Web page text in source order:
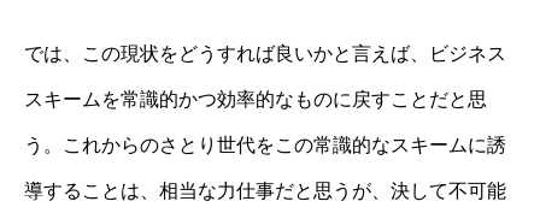
では、この現状をどうすれば良いかと言えば、ビジネス
スキームを常識的かつ効率的なものに戻すことだと思
う。これからのさとり世代をこの常識的なスキームに誘
導することは、相当な力仕事だと思うが、決して不可能